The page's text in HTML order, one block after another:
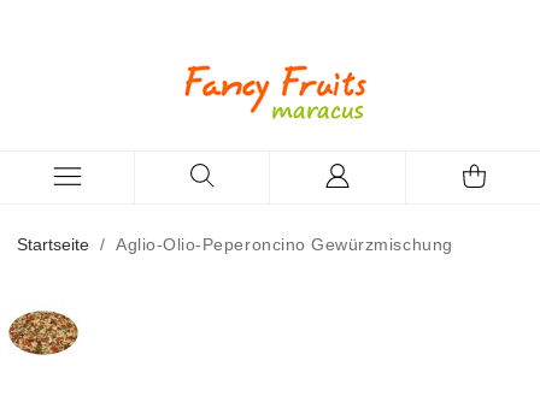
Startseite / Aglio-Olio-Peperoncino Gewürzmischung